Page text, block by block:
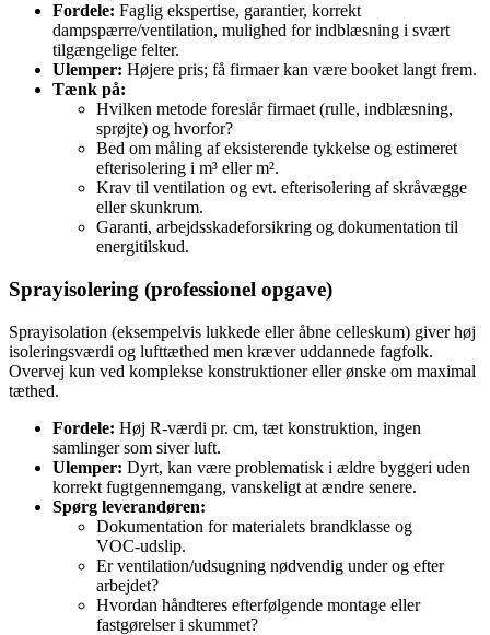
Fordele: Faglig ekspertise, garantier, korrekt
dampspærre/ventilation, mulighed for indblæsning i svært
tilgængelige felter.
Ulemper: Højere pris; få firmaer kan være booket langt frem.
Tænk på:
Hvilken metode foreslår firmaet (rulle, indblæsning,
sprøjte) og hvorfor?
Bed om måling af eksisterende tykkelse og estimeret
efterisolering i m³ eller m².
Krav til ventilation og evt. efterisolering af skråvægge
eller skunkrum.
Garanti, arbejdsskadeforsikring og dokumentation til
energitilskud.
Sprayisolering (professionel opgave)
Sprayisolation (eksempelvis lukkede eller åbne celleskum) giver høj
isoleringsværdi og lufttæthed men kræver uddannede fagfolk.
Overvej kun ved komplekse konstruktioner eller ønske om maximal
tæthed.
Fordele: Høj R‑værdi pr. cm, tæt konstruktion, ingen
samlinger som siver luft.
Ulemper: Dyrt, kan være problematisk i ældre byggeri uden
korrekt fugtgennemgang, vanskeligt at ændre senere.
Spørg leverandøren:
Dokumentation for materialets brandklasse og
VOC‑udslip.
Er ventilation/udsugning nødvendig under og efter
arbejdet?
Hvordan håndteres efterfølgende montage eller
fastgørelser i skummet?